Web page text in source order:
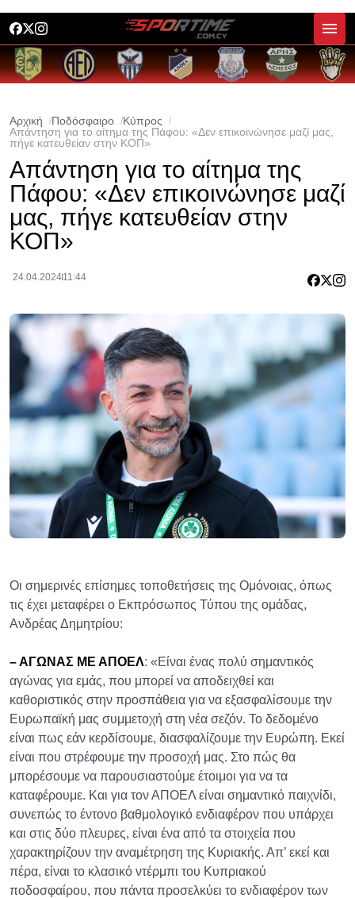
Αρχική Ποδόσφαιρο
Κύπρος
Απάντηση για το αίτημα της Πάφου: «Δεν επικοινώνησε μαζί μας,
πήγε κατευθείαν στην ΚΟΠ»
Απάντηση για το αίτημα της
Πάφου: «Δεν επικοινώνησε μαζί
μας, πήγε κατευθείαν στην
ΚΟΠ»
24.04.202411:44
Οι σημερινές επίσημες τοποθετήσεις της Ομόνοιας, όπως
τις έχει μεταφέρει ο Εκπρόσωπος Τύπου της ομάδας,
Ανδρέας Δημητρίου:
– ΑΓΩΝΑΣ ΜΕ ΑΠΟΕΛ: «Είναι ένας πολύ σημαντικός
αγώνας για εμάς, που μπορεί να αποδειχθεί και
καθοριστικός στην προσπάθεια για να εξασφαλίσουμε την
Ευρωπαϊκή μας συμμετοχή στη νέα σεζόν. Το δεδομένο
είναι πως εάν κερδίσουμε, διασφαλίζουμε την Ευρώπη. Εκεί
είναι που στρέφουμε την προσοχή μας. Στο πώς θα
μπορέσουμε να παρουσιαστούμε έτοιμοι για να τα
καταφέρουμε. Και για τον ΑΠΟΕΛ είναι σημαντικό παιχνίδι,
συνεπώς το έντονο βαθμολογικό ενδιαφέρον που υπάρχει
και στις δύο πλευρες, είναι ένα από τα στοιχεία που
χαρακτηρίζουν την αναμέτρηση της Κυριακής. Απ’ εκεί και
πέρα, είναι το κλασικό ντέρμπι του Κυπριακού
ποδοσφαίρου, που πάντα προσελκύει το ενδιαφέρον των